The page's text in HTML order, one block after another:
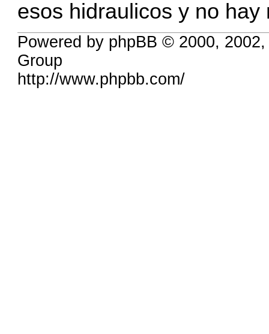
esos hidraulicos y no
Powered by phpBB © 2000,
Group
http://www.phpbb.com/